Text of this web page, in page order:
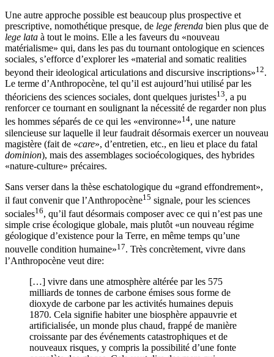
Une autre approche possible est beaucoup plus prospective et
prescriptive, nomothétique presque, de lege ferenda bien plus que de
lege lata à tout le moins. Elle a les faveurs du «nouveau
matérialisme» qui, dans les pas du tournant ontologique en sciences
sociales, s’efforce d’explorer les «material and somatic realities
beyond their ideological articulations and discursive inscriptions»12.
Le terme d’Anthropocène, tel qu’il est aujourd’hui utilisé par les
théoriciens des sciences sociales, dont quelques juristes13, a pu
renforcer ce tournant en soulignant la nécessité de regarder non plus
les hommes séparés de ce qui les «environne»14, une nature
silencieuse sur laquelle il leur faudrait désormais exercer un nouveau
magistère (fait de «care», d’entretien, etc., en lieu et place du fatal
dominion), mais des assemblages socioécologiques, des hybrides
«nature-culture» précaires.
Sans verser dans la thèse eschatologique du «grand effondrement»,
il faut convenir que l’Anthropocène15 signale, pour les sciences
sociales16, qu’il faut désormais composer avec ce qui n’est pas une
simple crise écologique globale, mais plutôt «un nouveau régime
géologique d’existence pour la Terre, en même temps qu’une
nouvelle condition humaine»17. Très concrètement, vivre dans
l’Anthropocène veut dire:
[…] vivre dans une atmosphère altérée par les 575
milliards de tonnes de carbone émises sous forme de
dioxyde de carbone par les activités humaines depuis
1870. Cela signifie habiter une biosphère appauvrie et
artificialisée, un monde plus chaud, frappé de manière
croissante par des événements catastrophiques et de
nouveaux risques, y compris la possibilité d’une fonte